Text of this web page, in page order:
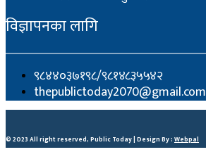
विज्ञापनका लागि
९८४४०३७१९८/९८१४८३५५४२
thepublictoday2070@gmail.com
© 2023 All right reserved, Public Today | Design By : Webpal